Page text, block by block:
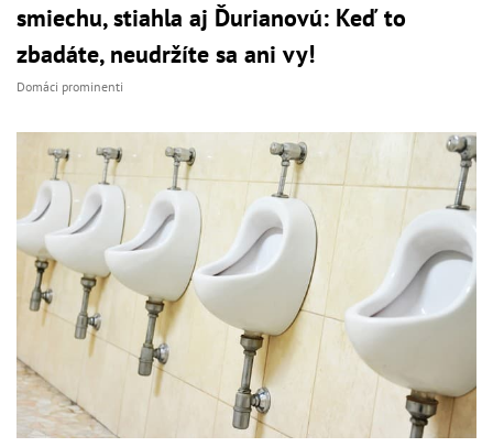
smiechu, stiahla aj Ďurianovú: Keď to
zbadáte, neudržíte sa ani vy!
Domáci prominenti